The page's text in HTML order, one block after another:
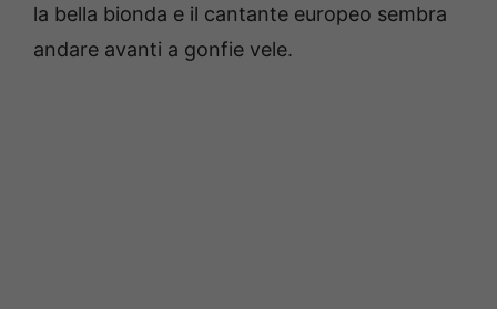
la bella bionda e il cantante europeo sembra
andare avanti a gonfie vele.